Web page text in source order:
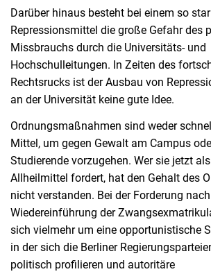
Darüber hinaus besteht bei einem so
Repressionsmittel die große Gefahr des
Missbrauchs durch die Universitäts- und
Hochschulleitungen. In Zeiten des
Rechtsrucks ist der Ausbau von
an der Universität keine gute Idee.
Ordnungsmaßnahmen sind weder
Mittel, um gegen Gewalt am Campus
Studierende vorzugehen. Wer sie jetzt
Allheilmittel fordert, hat den Gehalt des
nicht verstanden. Bei der Forderung
Wiedereinführung der
sich vielmehr um eine opportunistische
in der sich die Berliner
politisch profilieren und autoritäre